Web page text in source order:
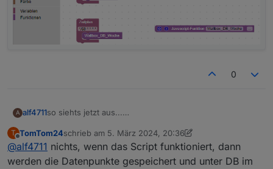
0
A alf4711so siehts jetzt aus...
T
Offline
TomTom24schrieb am 5. März 2024, 20:36
zuletzt editiert von TomTom243. Mai 2024, 21:37
@alf4711 nichts, wenn das Script funktioniert, dann
werden die Datenpunkte gespeichert und unter DB im